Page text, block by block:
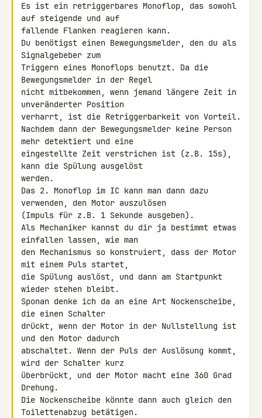
Es ist ein retriggerbares Monoflop, das sowohl
auf steigende und auf
fallende Flanken reagieren kann.
Du benötigst einen Bewegungsmelder, den du als
Signalgebeber zum
Triggern eines Monoflops benutzt. Da die
Bewegungsmelder in der Regel
nicht mitbekommen, wenn jemand längere Zeit in
unveränderter Position
verharrt, ist die Retriggerbarkeit von Vorteil.
Nachdem dann der Bewegungsmelder keine Person
mehr detektiert und eine
eingestellte Zeit verstrichen ist (z.B. 15s),
kann die Spülung ausgelöst
werden.
Das 2. Monoflop im IC kann man dann dazu
verwenden, den Motor auszulösen
(Impuls für z.B. 1 Sekunde ausgeben).
Als Mechaniker kannst du dir ja bestimmt etwas
einfallen lassen, wie man
den Mechanismus so konstruiert, dass der Motor
mit einem Puls startet,
die Spülung auslöst, und dann am Startpunkt
wieder stehen bleibt.
Sponan denke ich da an eine Art Nockenscheibe,
die einen Schalter
drückt, wenn der Motor in der Nullstellung ist
und den Motor dadurch
abschaltet. Wenn der Puls der Auslösung kommt,
wird der Schalter kurz
überbrückt, und der Motor macht eine 360 Grad
Drehung.
Die Nockenscheibe könnte dann auch gleich den
Toilettenabzug betätigen.